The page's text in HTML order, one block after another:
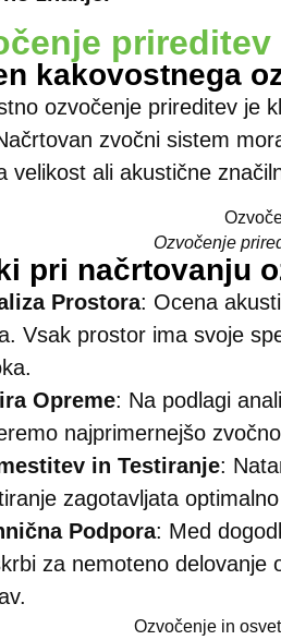
prireditev
kakovostnega
ozvočenje prireditev je
zvočni sistem
velikost ali akustične
Ozvočenje
pri načrtovanju
Prostora: Ocena
Vsak prostor ima svoje
Opreme: Na podlagi
najprimernejšo
in Testiranje:
zagotavljata
Podpora: Med
za nemoteno delovanje